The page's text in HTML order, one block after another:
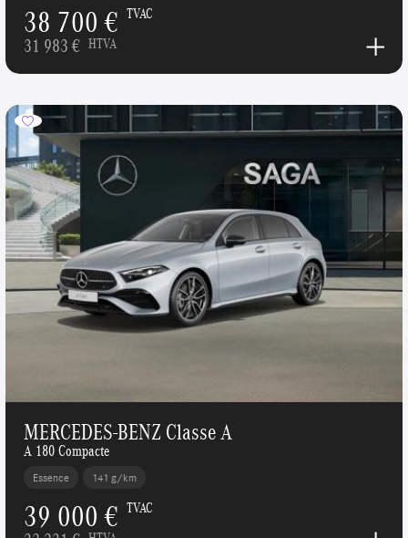
38 700 € TVAC
31 983 € HTVA
MERCEDES-BENZ Classe A
A 180 Compacte
Essence 141 g/km
39 000 € TVAC